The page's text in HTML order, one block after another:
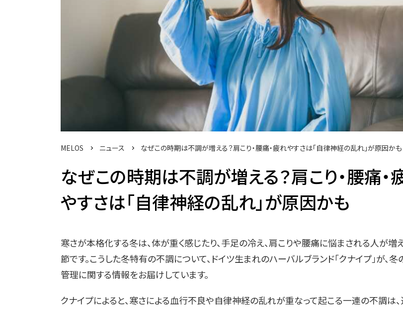
MELOS ニュース なぜこの時期は不調が増える？肩こり・腰痛・疲れやすさは「自律神経の乱れ」が原因かも
なぜこの時期は不調が増える？肩こり・腰痛・
やすさは「自律神経の乱れ」が原因かも
寒さが本格化する冬は、体が重く感じたり、手足の冷え、肩こりや腰痛に悩まされる人が増
節です。こうした冬特有の不調について、ドイツ生まれのハーバルブランド「クナイプ」が、冬
管理に関する情報をお届けしています。
クナイプによると、寒さによる血行不良や自律神経の乱れが重なって起こる一連の不調は